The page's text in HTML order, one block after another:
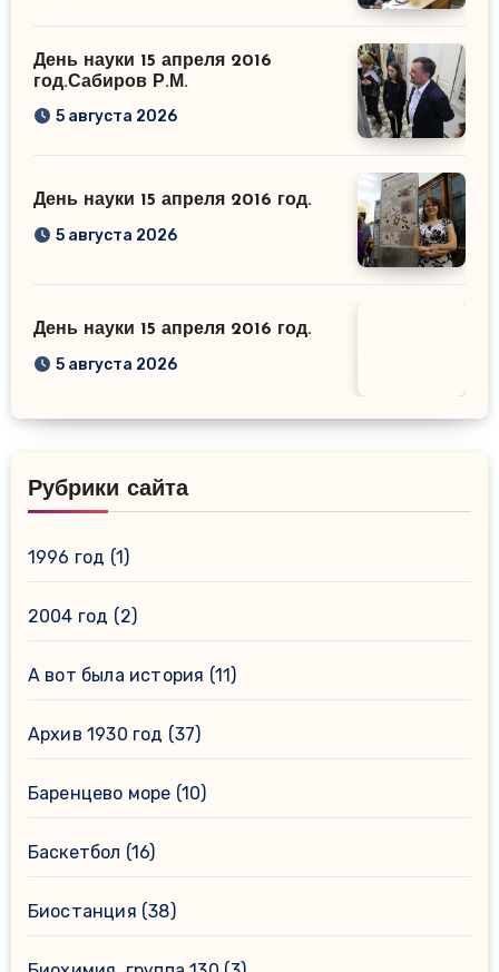
День науки 15 апреля 2016
год.Сабиров Р.М.
5 августа 2026
День науки 15 апреля 2016 год.
5 августа 2026
День науки 15 апреля 2016 год.
5 августа 2026
Рубрики сайта
1996 год (1)
2004 год (2)
А вот была история (11)
Архив 1930 год (37)
Баренцево море (10)
Баскетбол (16)
Биостанция (38)